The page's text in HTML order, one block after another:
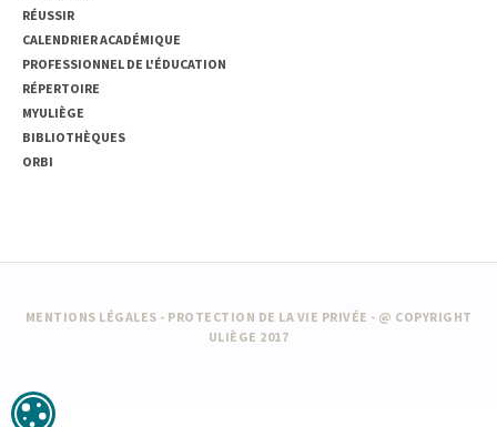
RÉUSSIR
CALENDRIER ACADÉMIQUE
PROFESSIONNEL DE L'ÉDUCATION
RÉPERTOIRE
MYULIÈGE
BIBLIOTHÈQUES
ORBI
MENTIONS LÉGALES - PROTECTION DE LA VIE PRIVÉE - @ COPYRIGHT
ULIÈGE 2017